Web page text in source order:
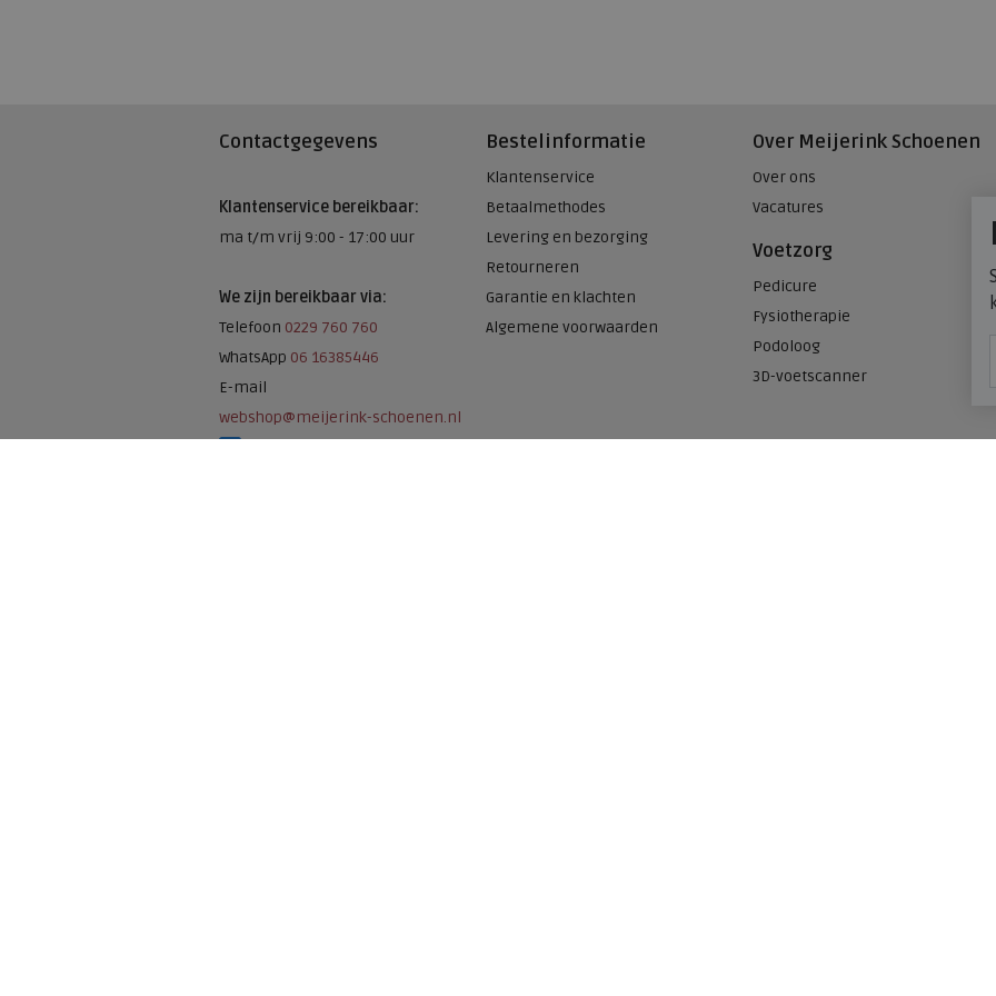
Contactgegevens
Klantenservice bereikbaar:
ma t/m vrij 9:00 - 17:00 uur
We zijn bereikbaar via:
Telefoon 0229 760 760
WhatsApp 06 16385446
E-mail
webshop@meijerink-schoenen.nl
Bestelinformatie
Klantenservice
Betaalmethodes
Levering en bezorging
Retourneren
Garantie en klachten
Algemene voorwaarden
Over Meijerink Schoenen
Over ons
Vacatures
Voetzorg
Pedicure
Fysiotherapie
Podoloog
3D-voetscanner